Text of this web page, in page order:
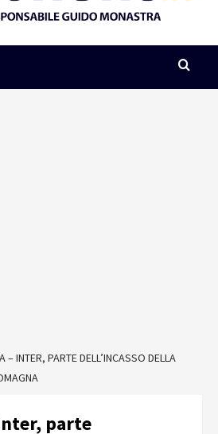
– INTER, PARTE DELL’INCASSO DELLA
parte